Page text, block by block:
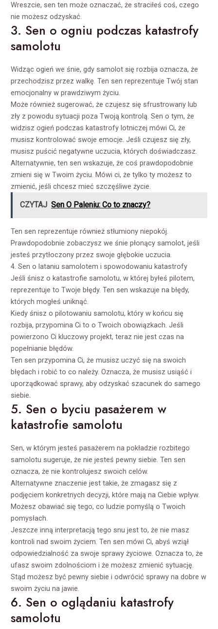
Wreszcie, sen ten może oznaczać, że straciłeś coś, czego
nie możesz odzyskać.
3. Sen o ogniu podczas katastrofy
samolotu
Widząc ogień we śnie, gdy samolot się rozbija oznacza, że
przechodzisz przez walkę. Ten sen reprezentuje Twój stan
emocjonalny w prawdziwym życiu.
Może również sugerować, że czujesz się sfrustrowany lub
zły z powodu sytuacji poza Twoją kontrolą. Sen o tym, że
widzisz ogień podczas katastrofy lotniczej mówi Ci, że
musisz kontrolować swoje emocje. Jeśli czujesz się zły,
musisz puścić negatywne uczucia, których doświadczasz.
Alternatywnie, ten sen wskazuje, że coś prawdopodobnie
zmieni się w Twoim życiu. Mówi ci, że tylko ty możesz to
zmienić, jeśli chcesz mieć szczęśliwe życie.
CZYTAJ Sen O Paleniu: Co to znaczy?
Ten sen reprezentuje również stłumiony niepokój.
Prawdopodobnie zobaczysz we śnie płonący samolot, jeśli
jesteś przytłoczony przez swoje głębokie uczucia.
4. Sen o lataniu samolotem i spowodowaniu katastrofy
Jeśli śnisz o katastrofie samolotu, w której byłeś pilotem,
reprezentuje to Twoje błędy. Ten sen wskazuje na błędy,
których mogłeś uniknąć.
Kiedy śnisz o pilotowaniu samolotu, który w końcu się
rozbija, przypomina Ci to o Twoich obowiązkach. Jeśli
powierzono Ci kluczowy projekt, teraz nie jest czas na
popełnianie błędów.
Ten sen przypomina Ci, że musisz uczyć się na swoich
błędach i robić to co należy. Oznacza, że musisz usiąść i
uporządkować sprawy, aby odzyskać szacunek do samego
siebie.
5. Sen o byciu pasażerem w
katastrofie samolotu
Sen, w którym jesteś pasażerem na pokładzie rozbitego
samolotu sugeruje, że nie jesteś pewny siebie. Ten sen
oznacza, że nie kontrolujesz swoich celów.
Alternatywne znaczenie jest takie, że zmagasz się z
podjęciem konkretnych decyzji, które mają na Ciebie wpływ.
Możesz obawiać się tego, co ludzie pomyślą o Twoich
pomysłach.
Jeszcze inną interpretacją tego snu jest to, że nie masz
kontroli nad swoim życiem. Ten sen mówi Ci, abyś wziął
odpowiedzialność za swoje sprawy życiowe. Oznacza to, że
ufasz swoim zdolnościom i że możesz zmienić sytuację.
Stąd możesz być pewny siebie i odwrócić sprawy na dobre w
swoim życiu na jawie.
6. Sen o oglądaniu katastrofy
samolotu